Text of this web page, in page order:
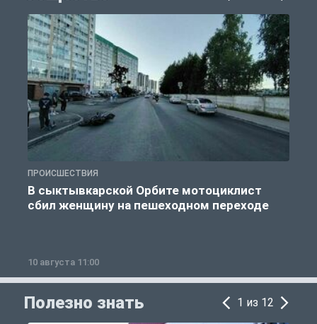
ПРОИСШЕСТВИЯ
В сыктывкарской Орбите мотоциклист
сбил женщину на пешеходном переходе
10 августа 11:00
Полезно знать 1 из 12